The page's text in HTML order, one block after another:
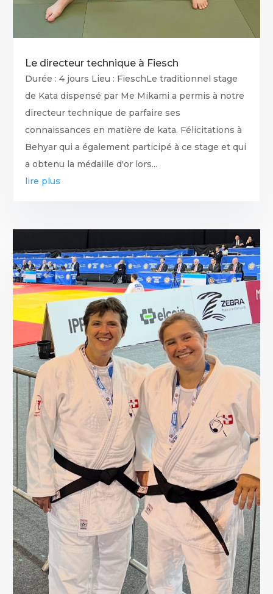
Le directeur technique à Fiesch
Durée : 4 jours Lieu : FieschLe traditionnel stage
de Kata dispensé par Me Mikami a permis à notre
directeur technique de parfaire ses
connaissances en matière de kata. Félicitations à
Behyar qui a également participé à ce stage et qui
a obtenu la médaille d'or lors...
lire plus